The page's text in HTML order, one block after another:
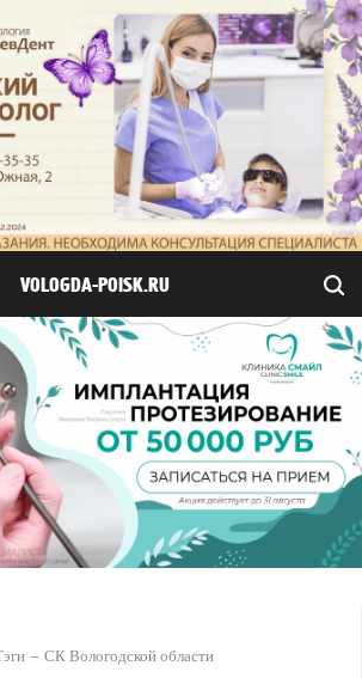
VOLOGDA-POISK.RU
СК Вологодской области